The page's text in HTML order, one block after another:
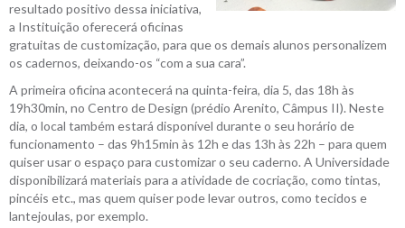
resultado positivo dessa iniciativa,
a Instituição oferecerá oficinas
gratuitas de customização, para que os demais alunos personalizem
os cadernos, deixando-os “com a sua cara”.
A primeira oficina acontecerá na quinta-feira, dia 5, das 18h às
19h30min, no Centro de Design (prédio Arenito, Câmpus II). Neste
dia, o local também estará disponível durante o seu horário de
funcionamento – das 9h15min às 12h e das 13h às 22h – para quem
quiser usar o espaço para customizar o seu caderno. A Universidade
disponibilizará materiais para a atividade de cocriação, como tintas,
pincéis etc., mas quem quiser pode levar outros, como tecidos e
lantejoulas, por exemplo.